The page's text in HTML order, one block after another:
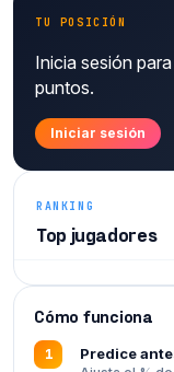
TU POSICIÓN
Inicia sesión
puntos.
Iniciar sesión
RANKING
Top jugadores
Cómo funciona
1 Predice